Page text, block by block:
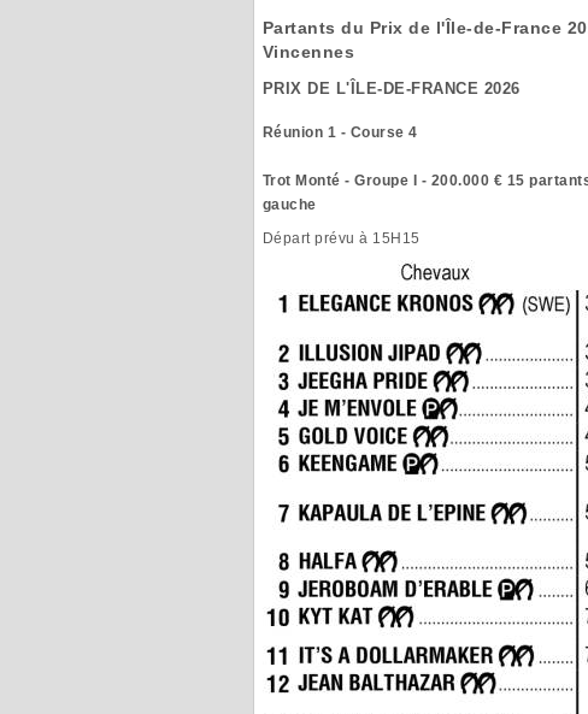
Partants du Prix de l'Île-de-France
Vincennes
PRIX DE L'ÎLE-DE-FRANCE 2026
Réunion 1 - Course 4
Trot Monté - Groupe I - 200.000 € 15
gauche
Départ prévu à 15H15